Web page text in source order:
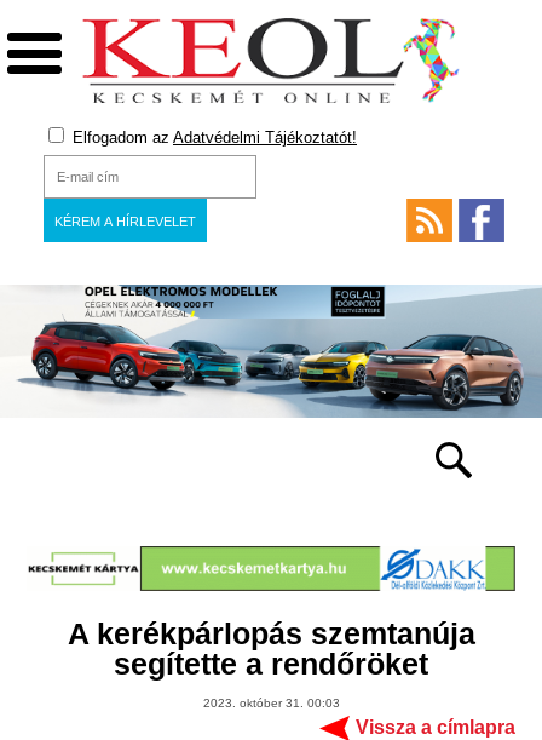
Elfogadom az Adatvédelmi Tájékoztatót!
A kerékpárlopás szemtanúja
segítette a rendőröket
2023. október 31. 00:03
Vissza a címlapra